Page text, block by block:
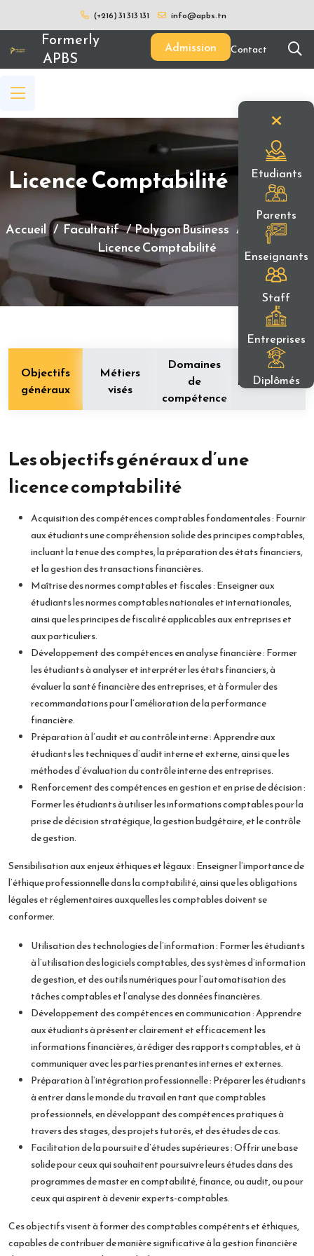
Etudiants
Parents
Enseignants
Staff
Entreprises
Diplômés
(+216) 31 313 131 info@apbs.tn
Formerly
APBS
Admission Contact
Licence Comptabilité
Accueil Facultatif Polygon Business
Licences
Licence Comptabilité
Objectifs
généraux
Métiers
visés
Domaines
de
compétence
Programme
Les objectifs généraux d’une
licence comptabilité
Acquisition des compétences comptables fondamentales : Fournir
aux étudiants une compréhension solide des principes comptables,
incluant la tenue des comptes, la préparation des états financiers,
et la gestion des transactions financières.
Maîtrise des normes comptables et fiscales : Enseigner aux
étudiants les normes comptables nationales et internationales,
ainsi que les principes de fiscalité applicables aux entreprises et
aux particuliers.
Développement des compétences en analyse financière : Former
les étudiants à analyser et interpréter les états financiers, à
évaluer la santé financière des entreprises, et à formuler des
recommandations pour l’amélioration de la performance
financière.
Préparation à l’audit et au contrôle interne : Apprendre aux
étudiants les techniques d’audit interne et externe, ainsi que les
méthodes d’évaluation du contrôle interne des entreprises.
Renforcement des compétences en gestion et en prise de décision :
Former les étudiants à utiliser les informations comptables pour la
prise de décision stratégique, la gestion budgétaire, et le contrôle
de gestion.
Sensibilisation aux enjeux éthiques et légaux : Enseigner l’importance de
l’éthique professionnelle dans la comptabilité, ainsi que les obligations
légales et réglementaires auxquelles les comptables doivent se
conformer.
Utilisation des technologies de l’information : Former les étudiants
à l’utilisation des logiciels comptables, des systèmes d’information
de gestion, et des outils numériques pour l’automatisation des
tâches comptables et l’analyse des données financières.
Développement des compétences en communication : Apprendre
aux étudiants à présenter clairement et efficacement les
informations financières, à rédiger des rapports comptables, et à
communiquer avec les parties prenantes internes et externes.
Préparation à l’intégration professionnelle : Préparer les étudiants
à entrer dans le monde du travail en tant que comptables
professionnels, en développant des compétences pratiques à
travers des stages, des projets tutorés, et des études de cas.
Facilitation de la poursuite d’études supérieures : Offrir une base
solide pour ceux qui souhaitent poursuivre leurs études dans des
programmes de master en comptabilité, finance, ou audit, ou pour
ceux qui aspirent à devenir experts-comptables.
Ces objectifs visent à former des comptables compétents et éthiques,
capables de contribuer de manière significative à la gestion financière